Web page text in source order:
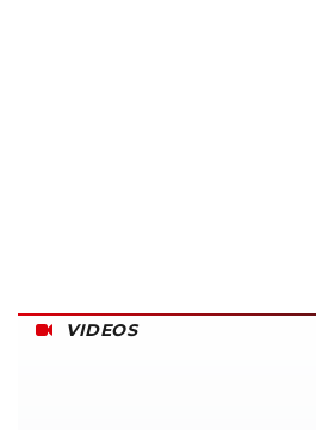
VIDEOS